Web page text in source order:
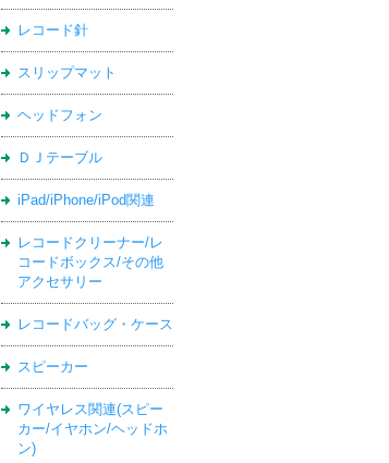
レコード針
スリップマット
ヘッドフォン
ＤＪテーブル
iPad/iPhone/iPod関連
レコードクリーナー/レ
コードボックス/その他
アクセサリー
レコードバッグ・ケース
スピーカー
ワイヤレス関連(スピー
カー/イヤホン/ヘッドホ
ン)